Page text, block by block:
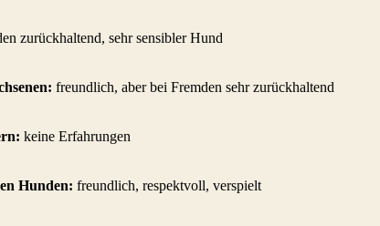
zurückhaltend, sehr sensibler Hund
freundlich, aber bei Fremden sehr zurückhaltend
keine Erfahrungen
Hunden: freundlich, respektvoll, verspielt